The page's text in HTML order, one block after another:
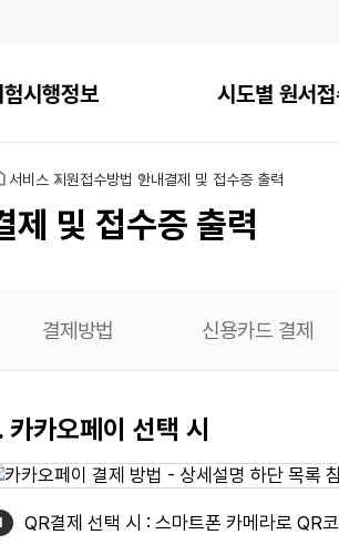
시행정보 시도별 원서
서비스 지원접수방법 안내결제 및 접수증 출력
제 및 접수증 출력
결제방법 신용카드 결제
편결제
카카오페이 선택 시
QR결제 선택 시 : 스마트폰 카메라로 QR